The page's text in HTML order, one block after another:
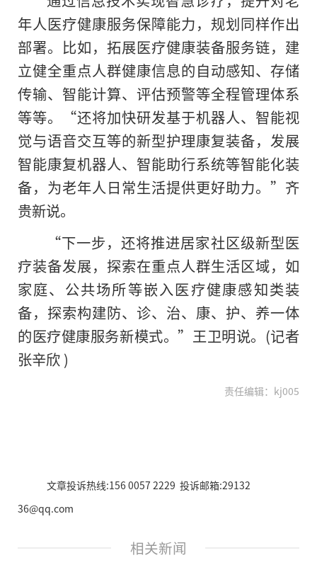
年人医疗健康服务保障能力，规划同样作出
部署。比如，拓展医疗健康装备服务链，建
立健全重点人群健康信息的自动感知、存储
传输、智能计算、评估预警等全程管理体系
等等。“还将加快研发基于机器人、智能视
觉与语音交互等的新型护理康复装备，发展
智能康复机器人、智能助行系统等智能化装
备，为老年人日常生活提供更好助力。”齐
贵新说。
“下一步，还将推进居家社区级新型医
疗装备发展，探索在重点人群生活区域，如
家庭、公共场所等嵌入医疗健康感知类装
备，探索构建防、诊、治、康、护、养一体
的医疗健康服务新模式。”王卫明说。(记者
张辛欣 )
责任编辑：kj005
文章投诉热线:156 0057 2229 投诉邮箱:29132
36@qq.com
相关新闻